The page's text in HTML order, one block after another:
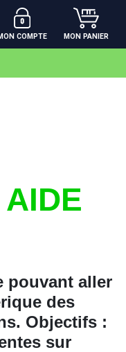
COMPTE MON PANIER
pouvant aller
des
Objectifs :
sur